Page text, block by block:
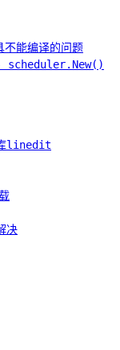
能编译的问题
scheduler.New()
库linedit
决